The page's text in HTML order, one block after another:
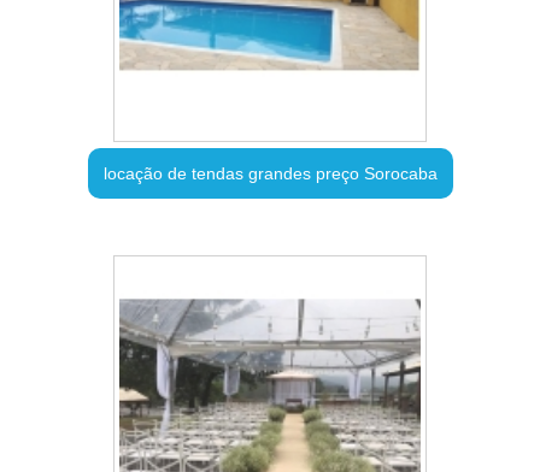
locação de tendas grandes preço Sorocaba